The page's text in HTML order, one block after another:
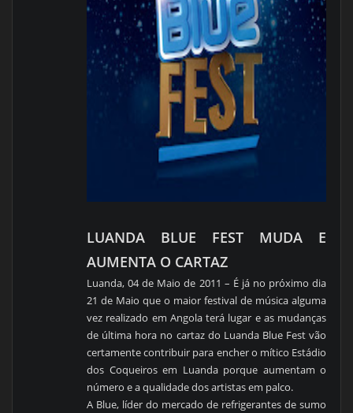
LUANDA BLUE FEST MUDA E
AUMENTA O CARTAZ
Luanda, 04 de Maio de 2011 – É já no próximo dia
21 de Maio que o maior festival de música alguma
vez realizado em Angola terá lugar e as mudanças
de última hora no cartaz do Luanda Blue Fest vão
certamente contribuir para encher o mítico Estádio
dos Coqueiros em Luanda porque aumentam o
número e a qualidade dos artistas em palco.
A Blue, líder do mercado de refrigerantes de sumo